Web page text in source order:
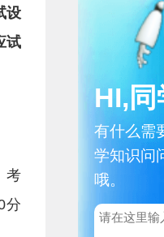
设
试
考
分
HI,同
有什么需
学知识问
哦。